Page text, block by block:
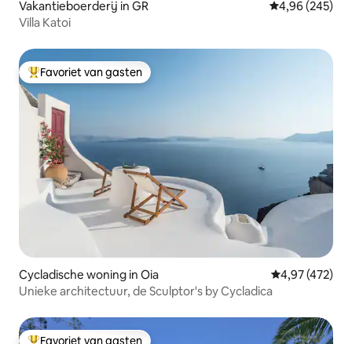
Vakantieboerderij in GR Gemiddelde
4,96 (245)
Villa Katoi
Topfavoriet van gasten
Favoriet van gasten
Cycladische woning in Oia Gemiddelde
4,97 (472)
Unieke architectuur, de Sculptor's by Cycladica